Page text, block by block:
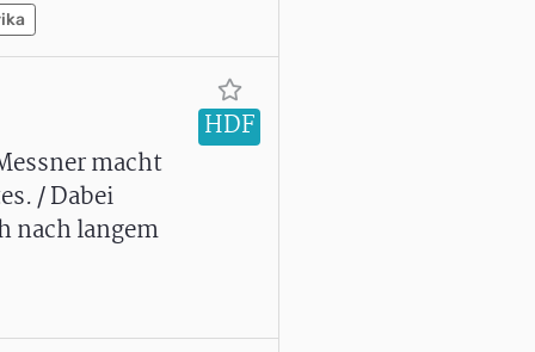
macht
/ Dabei
nach langem
HDF